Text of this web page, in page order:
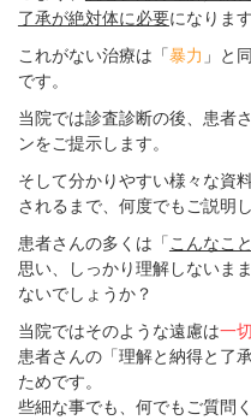
了承が絶対体に必要になります
これがない治療は「暴力 」と
です。
当院では診査診断の後、患者
ンをご提示します。
そして分かりやすい様々な資
されるまで、何度でもご説明し
患者さんの多くは「こんなこ
思い、しっかり理解しないま
ないでしょうか？
当院ではそのような遠慮は一
患者さんの「理解と納得と了
ためです。
些細な事でも、何でもご質問く